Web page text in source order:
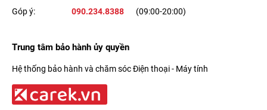
Góp ý: 090.234.8388 (09:00-20:00)
Trung tâm bảo hành ủy quyền
Hệ thống bảo hành và chăm sóc Điện thoại - Máy tính